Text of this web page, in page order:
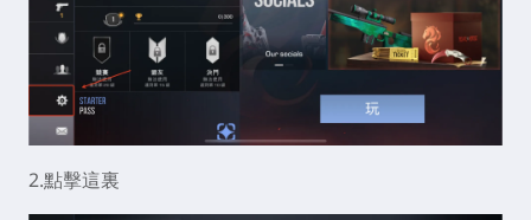
2.點擊這裏